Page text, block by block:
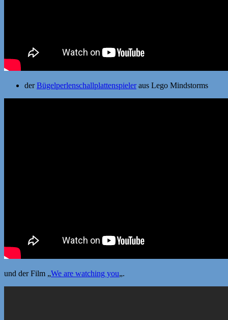
derBügelperlenschallplattenspieleraus Lego Mindstorms
und der Film „We are watching you„.